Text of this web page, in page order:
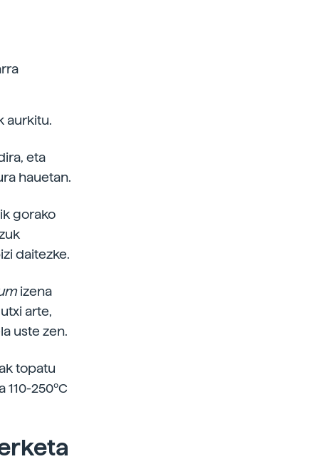
aurkitu.
eta
hauetan.
gorako
daitezke.
izena
arte,
uste zen.
topatu
250ºC